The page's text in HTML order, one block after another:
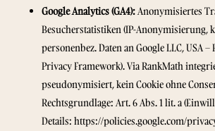
Google Analytics (GA4):Anonymisiertes
Besucherstatistiken (IP-Anonymisierung,
personenbez. Daten an Google LLC, USA –
Privacy Framework). Via RankMath
pseudonymisiert, kein Cookie ohne
Rechtsgrundlage: Art. 6 Abs. 1 lit. a
Details: https://policies.google.com/